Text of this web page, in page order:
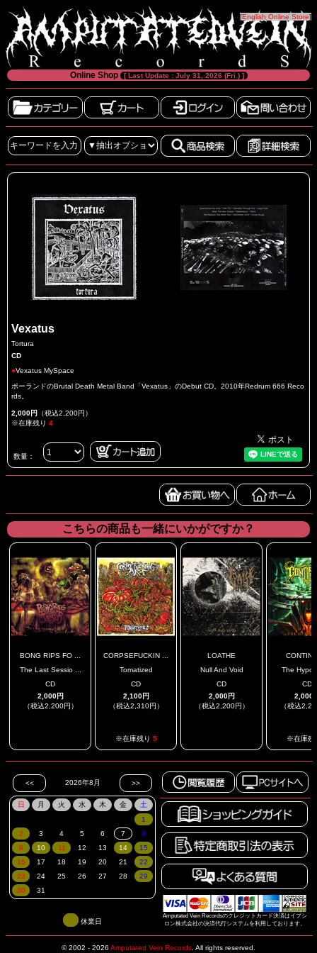
[English Online Store]
Online Shop [ Last Update : July 31, 2026 (Fri.) ]
Vexatus
Tortura
CD
●Vexatus MySpace
ポーランドのBrutal Death Metal Band「Vexatus」のDebut CD。2010年Redrum 666 Reco
rds。
2,000円 （税込2,200円）
※在庫残り 4
数量：
こちらの商品も一緒にいかがですか？
BONG RIPS FO ...
The Last Sessio ...
CD
2,000円
（税込2,200円）
CORPSEFUCKIN ...
Tomatized
CD
2,100円
（税込2,310円）
※在庫残り 5
LOATHE
Null And Void
CD
2,000円
（税込2,200円）
The
CD
2,000
（税込
※在庫残
Amputated Vein Recordsのクレジットカード決済はイプシ
ロン株式会社の決済代行システムを利用しております。
休業日
© 2002 - 2026 Amputated Vein Records All rights reserved.